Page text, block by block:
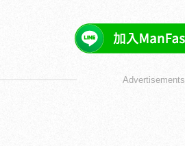
Advertisements